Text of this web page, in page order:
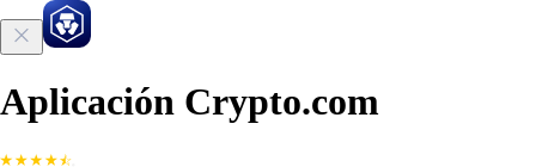
Aplicación Crypto.com